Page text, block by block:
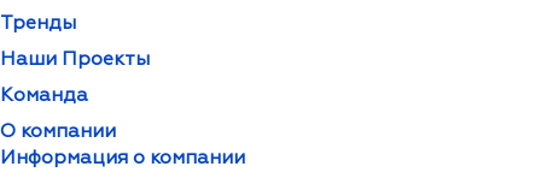
Тренды
Наши Проекты
Команда
О компании
Информация о компании